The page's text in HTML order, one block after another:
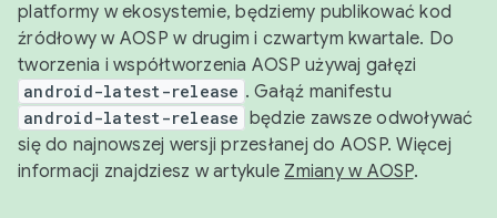
platformy w ekosystemie, będziemy publikować kod
źródłowy w AOSP w drugim i czwartym kwartale. Do
tworzenia i współtworzenia AOSP używaj gałęzi
android-latest-release . Gałąź manifestu
android-latest-release będzie zawsze odwoływać
się do najnowszej wersji przesłanej do AOSP. Więcej
informacji znajdziesz w artykule Zmiany w AOSP.